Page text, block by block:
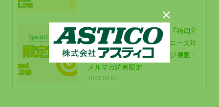
【無料公開】介護運営研修『訪問介
護はＩＣＴ効率化と次代のニーズ対
応へ』セミナー資料全ページ掲載｜
メルマガ読者限定
2022.04.07
